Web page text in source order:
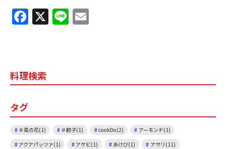
F
a
b
o
k
X Li
n
料理検索
タグ
＃菜の花(1) ＃餃子(1) cookDo(2)
アーモンド(1)
アクアパッツァ(1)
アケビ(1) あけび(1)
アサリ(11)